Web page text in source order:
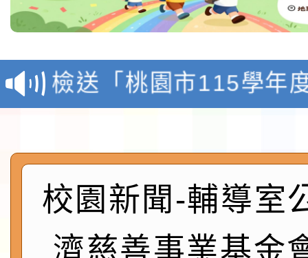
本校115學年度第1學
第3次招考代課鐘點教
告(不再辦理後續甄選)
檢送「桃園市115學年
賽實施要點」1份
本市「115學年度學生
程安排一案
「桃園市補助參觀特色
展演活動實施計畫」
請一案
社團法人中華民國畫廊
026 ART TAIPEI臺北
本校115學年度第1學
校園新聞-輔導室
濟慈善事業基金